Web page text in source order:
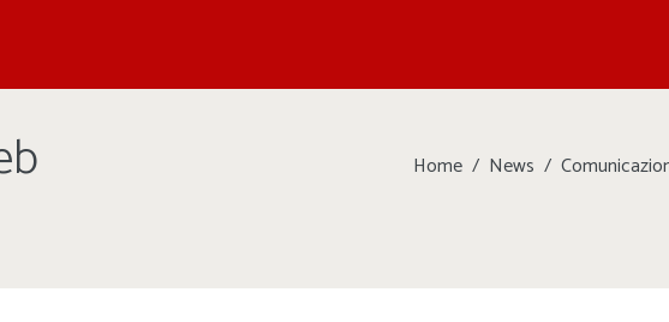
Home News